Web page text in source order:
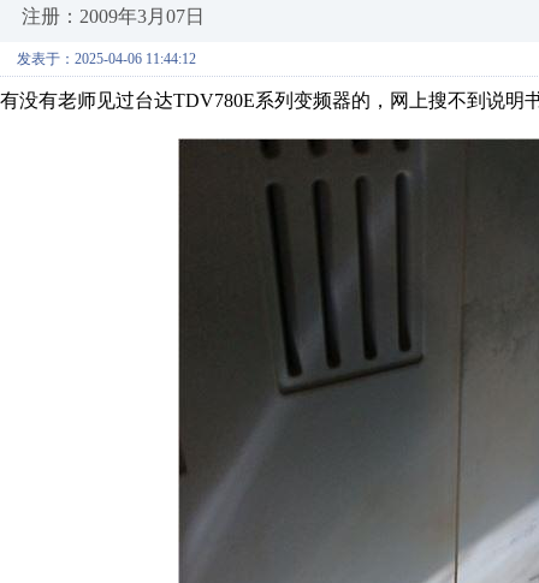
注册：2009年3月07日
发表于：2025-04-06 11:44:12
有没有老师见过台达TDV780E系列变频器的，网上搜不到说明